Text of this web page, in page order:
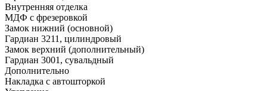
Внутренняя отделка
МДФ с фрезеровкой
Замок нижний (основной)
Гардиан 3211, цилиндровый
Замок верхний (дополнительный)
Гардиан 3001, сувальдный
Дополнительно
Накладка с автошторкой